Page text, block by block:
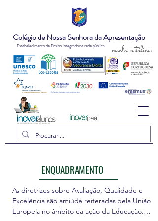
Colégio de Nossa Senhora da Apresentação
escola católica
Estabelecimento de Ensino integrado na rede pública
ENQUADRAMENTO
As diretrizes sobre Avaliação, Qualidade e
Excelência são amiúde reiteradas pela União
Europeia no âmbito da ação da Educação.